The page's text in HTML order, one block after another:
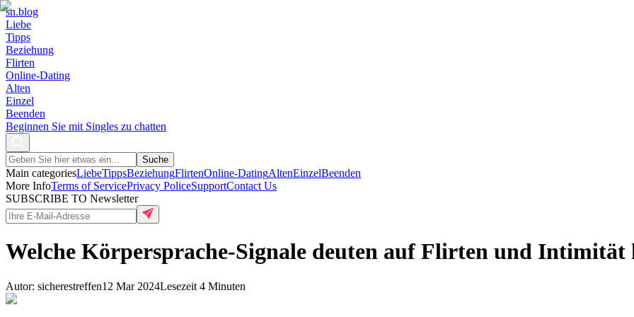
sn.blog
Liebe
Tipps
Beziehung
Flirten
Online-Dating
Alten
Einzel
Beenden
Beginnen Sie mit Singles zu chatten
Suche
Main categoriesLiebeTippsBeziehungFlirtenOnline-DatingAltenEinzelBeenden
More InfoTerms of ServicePrivacy PoliceSupportContact Us
SUBSCRIBE TO Newsletter
Welche Körpersprache-Signale deuten auf Flirten und Intimität
Autor: sicherestreffen12 Mar 2024Lesezeit 4 Minuten